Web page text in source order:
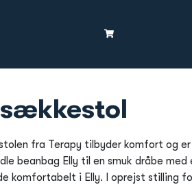
fra Terapy tilbyder komfort og
beanbag Elly til en smuk dråbe
komfortabelt i Elly. I oprejst stilling